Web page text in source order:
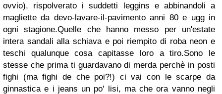
ovvio), rispolverato i suddetti leggins e abbinandoli a
magliette da devo-lavare-il-pavimento anni 80 e ugg in
ogni stagione.Quelle che hanno messo per un'estate
intera sandali alla schiava e poi riempito di roba neon e
teschi qualunque cosa capitasse loro a tiro.Sono le
stesse che prima ti guardavano di merda perchè in posti
fighi (ma fighi de che poi?!) ci vai con le scarpe da
ginnastica e i jeans un po' lisi, ma che ora vanno negli